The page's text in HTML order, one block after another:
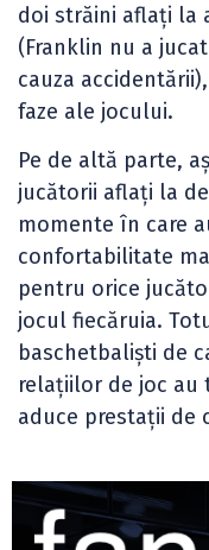
doi străini aflați la
(Franklin nu a
cauza
faze ale jocului.
Pe de altă parte,
jucătorii aflați la
momente în care
confortabilitate
pentru orice
jocul fiecăruia.
baschetbaliști de
relațiilor de joc au
aduce prestații de